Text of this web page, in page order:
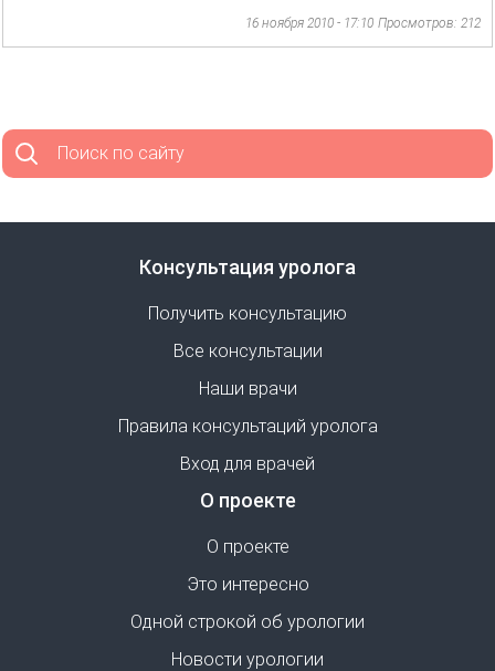
16 ноября 2010 - 17:10 Просмотров: 212
Поиск по сайту
Консультация уролога
Получить консультацию
Все консультации
Наши врачи
Правила консультаций уролога
Вход для врачей
О проекте
О проекте
Это интересно
Одной строкой об урологии
Новости урологии